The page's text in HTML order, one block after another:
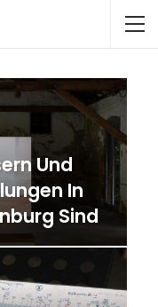
Und
In
Sind